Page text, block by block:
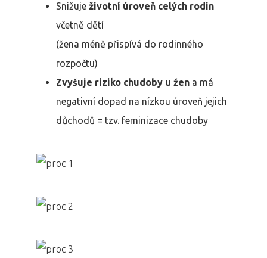
Snižuje životní úroveň celých rodin
včetně dětí
(žena méně přispívá do rodinného
rozpočtu)
Zvyšuje riziko chudoby u žen a má
negativní dopad na nízkou úroveň jejich
důchodů = tzv. feminizace chudoby